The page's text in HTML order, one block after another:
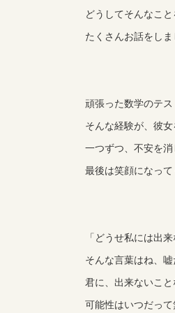
どうしてそんなこと
たくさんお話をしま
頑張った数学のテ
そんな経験が、彼女
一つずつ、不安を消
最後は笑顔になって
「どうせ私には出来
そんな言葉はね、嘘
君に、出来ないこと
可能性はいつだって